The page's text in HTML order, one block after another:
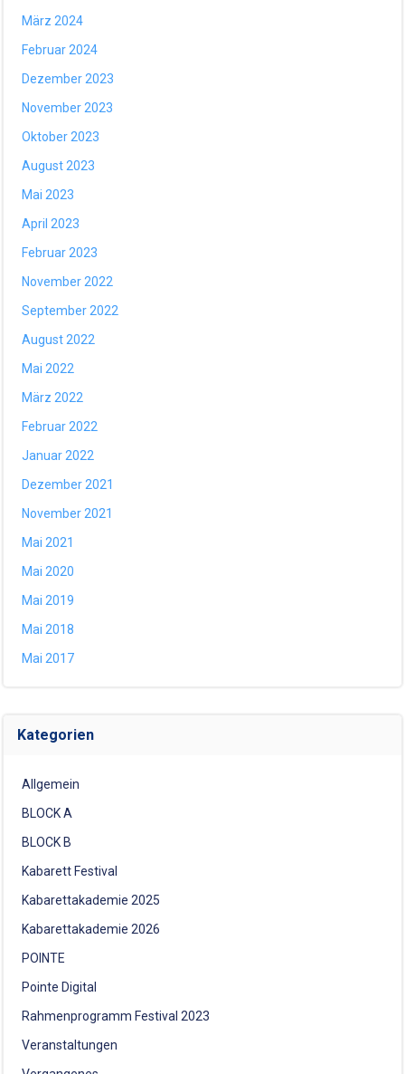
März 2024
Februar 2024
Dezember 2023
November 2023
Oktober 2023
August 2023
Mai 2023
April 2023
Februar 2023
November 2022
September 2022
August 2022
Mai 2022
März 2022
Februar 2022
Januar 2022
Dezember 2021
November 2021
Mai 2021
Mai 2020
Mai 2019
Mai 2018
Mai 2017
Kategorien
Allgemein
BLOCK A
BLOCK B
Kabarett Festival
Kabarettakademie 2025
Kabarettakademie 2026
POINTE
Pointe Digital
Rahmenprogramm Festival 2023
Veranstaltungen